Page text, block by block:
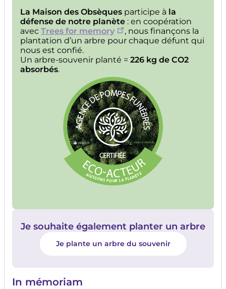
La Maison des Obsèques participe à la
défense de notre planète : en coopération
avec Trees for memory
, nous finançons la
plantation d’un arbre pour chaque défunt qui
nous est confié.
Un arbre-souvenir planté = 226 kg de CO2
absorbés.
Je souhaite également planter un arbre
Je plante un arbre du souvenir
In mémoriam